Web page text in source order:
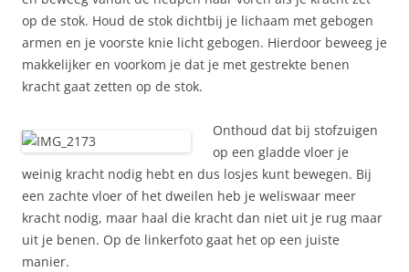
op de stok. Houd de stok dichtbij je lichaam met gebogen
armen en je voorste knie licht gebogen. Hierdoor beweeg je
makkelijker en voorkom je dat je met gestrekte benen
kracht gaat zetten op de stok.
Onthoud dat bij stofzuigen
op een gladde vloer je
weinig kracht nodig hebt en dus losjes kunt bewegen. Bij
een zachte vloer of het dweilen heb je weliswaar meer
kracht nodig, maar haal die kracht dan niet uit je rug maar
uit je benen. Op de linkerfoto gaat het op een juiste
manier.